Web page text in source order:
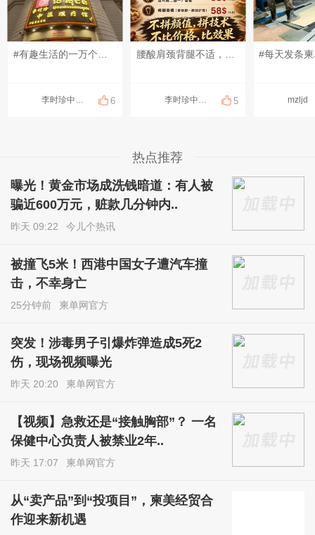
李时珍中医理疗 6 李时珍中医理疗 5
#每天发条
mzljd
热点推荐
曝光！黄金市场成洗钱暗道：有人被
骗近600万元，赃款几分钟内..
昨天 09:22 今儿个热讯
被撞飞5米！西港中国女子遭汽车撞
击，不幸身亡
25分钟前 柬单网官方
突发！涉毒男子引爆炸弹造成5死2
伤，现场视频曝光
昨天 20:20 柬单网官方
【视频】急救还是“接触胸部”？ 一名
保健中心负责人被禁业2年..
昨天 17:07 柬单网官方
从“卖产品”到“投项目”，柬美经贸合
作迎来新机遇